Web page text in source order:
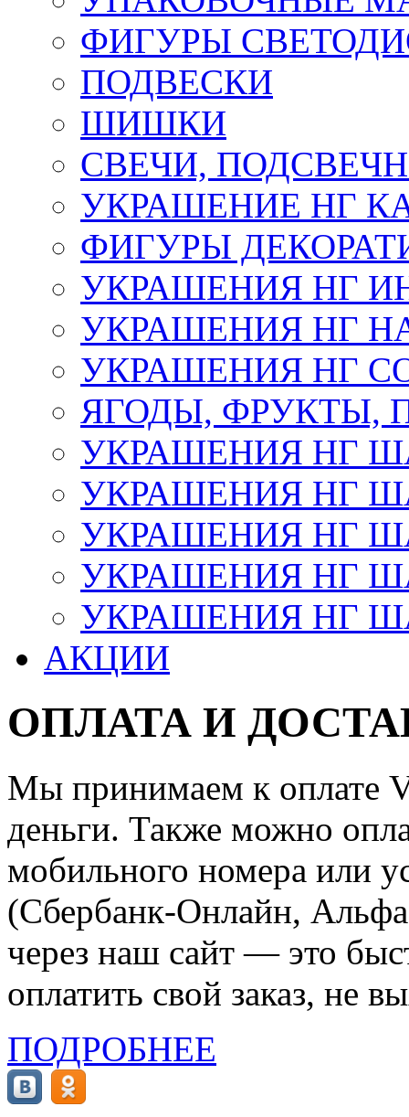
ФИГУРЫ
ПОДВЕСКИ
ШИШКИ
СВЕЧИ,
УКРАШЕНИЕ НГ
ФИГУРЫ
УКРАШЕНИЯ НГ
УКРАШЕНИЯ НГ
УКРАШЕНИЯ НГ
ЯГОДЫ, ФРУКТЫ,
УКРАШЕНИЯ НГ
УКРАШЕНИЯ НГ
УКРАШЕНИЯ НГ
УКРАШЕНИЯ НГ
УКРАШЕНИЯ НГ
АКЦИИ
ОПЛАТА И
Мы принимаем к оплате
деньги. Также можно
мобильного номера или
(Сбербанк-Онлайн,
через наш сайт — это
оплатить свой заказ, не
ПОДРОБНЕЕ